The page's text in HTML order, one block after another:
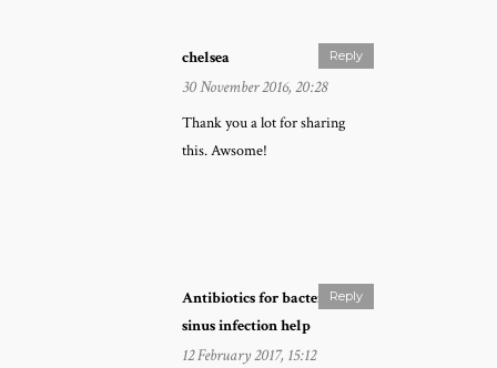
Reply
chelsea
30 November 2016, 20:28
Thank you a lot for sharing
this. Awsome!
Reply
Antibiotics for bacterial
sinus infection help
12 February 2017, 15:12